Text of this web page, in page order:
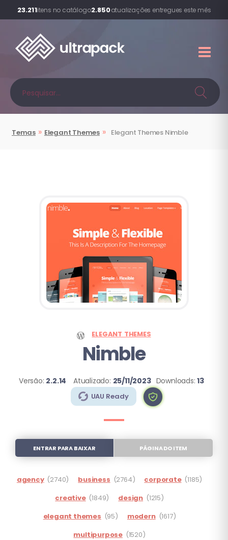
23.211itens no catálogo2.850atualizações entregues este mês
Temas » Elegant Themes » Elegant Themes Nimble
ELEGANT THEMES
Nimble
Versão: 2.2.14 Atualizado: 25/11/2023 Downloads:13
UAU Ready
ENTRAR PARA BAIXAR PÁGINA DO ITEM
agency (2740) business (2764) corporate (1185)
creative (1849) design (1215)
elegant themes (95) modern (1617)
multipurpose (1520)